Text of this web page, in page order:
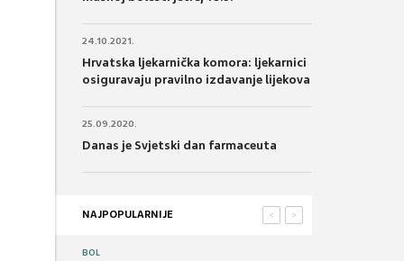
24.10.2021.
Hrvatska ljekarnička komora: ljekarnici
osiguravaju pravilno izdavanje lijekova
25.09.2020.
Danas je Svjetski dan farmaceuta
NAJPOPULARNIJE >
<
BOL